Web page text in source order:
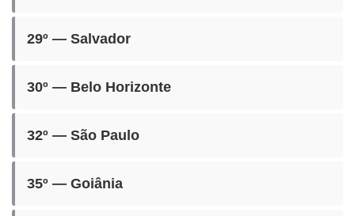
29º — Salvador
30º — Belo Horizonte
32º — São Paulo
35º — Goiânia